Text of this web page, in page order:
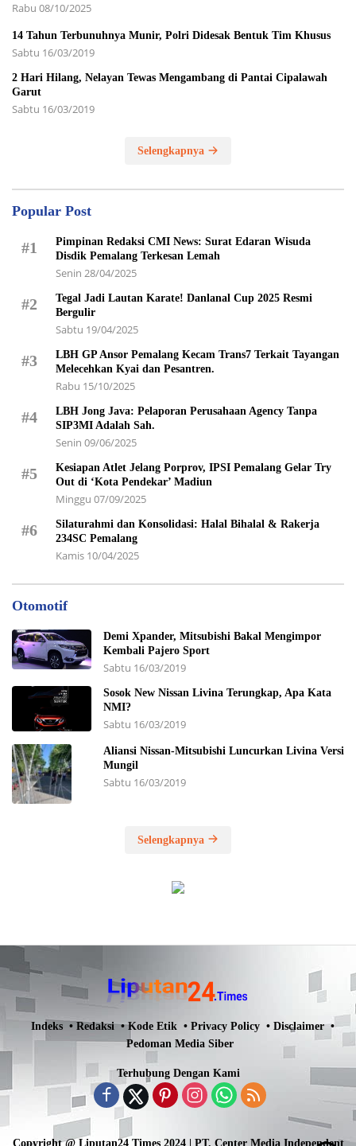
Rabu 08/10/2025
14 Tahun Terbunuhnya Munir, Polri Didesak Bentuk Tim Khusus
Sabtu 16/03/2019
2 Hari Hilang, Nelayan Tewas Mengambang di Pantai Cipalawah
Garut
Sabtu 16/03/2019
Selengkapnya
Popular Post
#1
Pimpinan Redaksi CMI News: Surat Edaran Wisuda
Disdik Pemalang Terkesan Lemah
Senin 28/04/2025
#2
Tegal Jadi Lautan Karate! Danlanal Cup 2025 Resmi
Bergulir
Sabtu 19/04/2025
#3
LBH GP Ansor Pemalang Kecam Trans7 Terkait Tayangan
Melecehkan Kyai dan Pesantren.
Rabu 15/10/2025
#4
LBH Jong Java: Pelaporan Perusahaan Agency Tanpa
SIP3MI Adalah Sah.
Senin 09/06/2025
#5
Kesiapan Atlet Jelang Porprov, IPSI Pemalang Gelar Try
Out di ‘Kota Pendekar’ Madiun
Minggu 07/09/2025
#6
Silaturahmi dan Konsolidasi: Halal Bihalal & Rakerja
234SC Pemalang
Kamis 10/04/2025
Otomotif
Demi Xpander, Mitsubishi Bakal Mengimpor
Kembali Pajero Sport
Sabtu 16/03/2019
Sosok New Nissan Livina Terungkap, Apa Kata
NMI?
Sabtu 16/03/2019
Aliansi Nissan-Mitsubishi Luncurkan Livina Versi
Mungil
Sabtu 16/03/2019
Selengkapnya
Indeks Redaksi Kode Etik Privacy Policy
Disclaimer
Pedoman Media Siber
Terhubung Dengan Kami
Copyright @ Liputan24 Times 2024 | PT. Center Media Independent